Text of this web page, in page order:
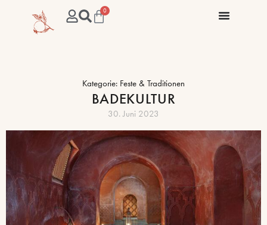
0
Kategorie: Feste & Traditionen
BADEKULTUR
30. Juni 2023